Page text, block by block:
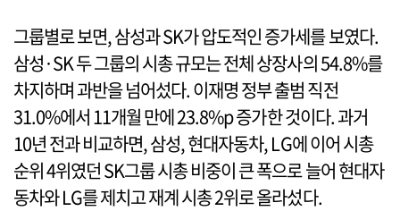
그룹별로 보면, 삼성과 SK가 압도적인 증가세를 보였다.
삼성·SK 두 그룹의 시총 규모는 전체 상장사의 54.8%를
차지하며 과반을 넘어섰다. 이재명 정부 출범 직전
31.0%에서 11개월 만에 23.8%p 증가한 것이다. 과거
10년 전과 비교하면, 삼성, 현대자동차, LG에 이어 시총
순위 4위였던 SK그룹 시총 비중이 큰 폭으로 늘어 현대자
동차와 LG를 제치고 재계 시총 2위로 올라섰다.